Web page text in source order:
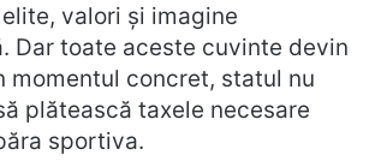
valori și imagine
Dar toate aceste cuvinte devin
momentul concret, statul nu
plătească taxele necesare
sportiva.